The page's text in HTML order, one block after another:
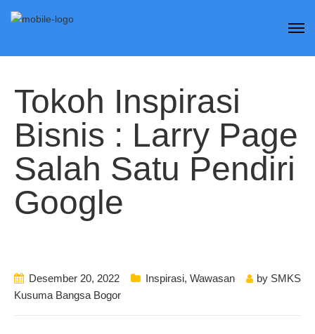
Tokoh Inspirasi
Bisnis : Larry Page
Salah Satu Pendiri
Google
Desember 20, 2022 Inspirasi, Wawasan by SMKS
Kusuma Bangsa Bogor